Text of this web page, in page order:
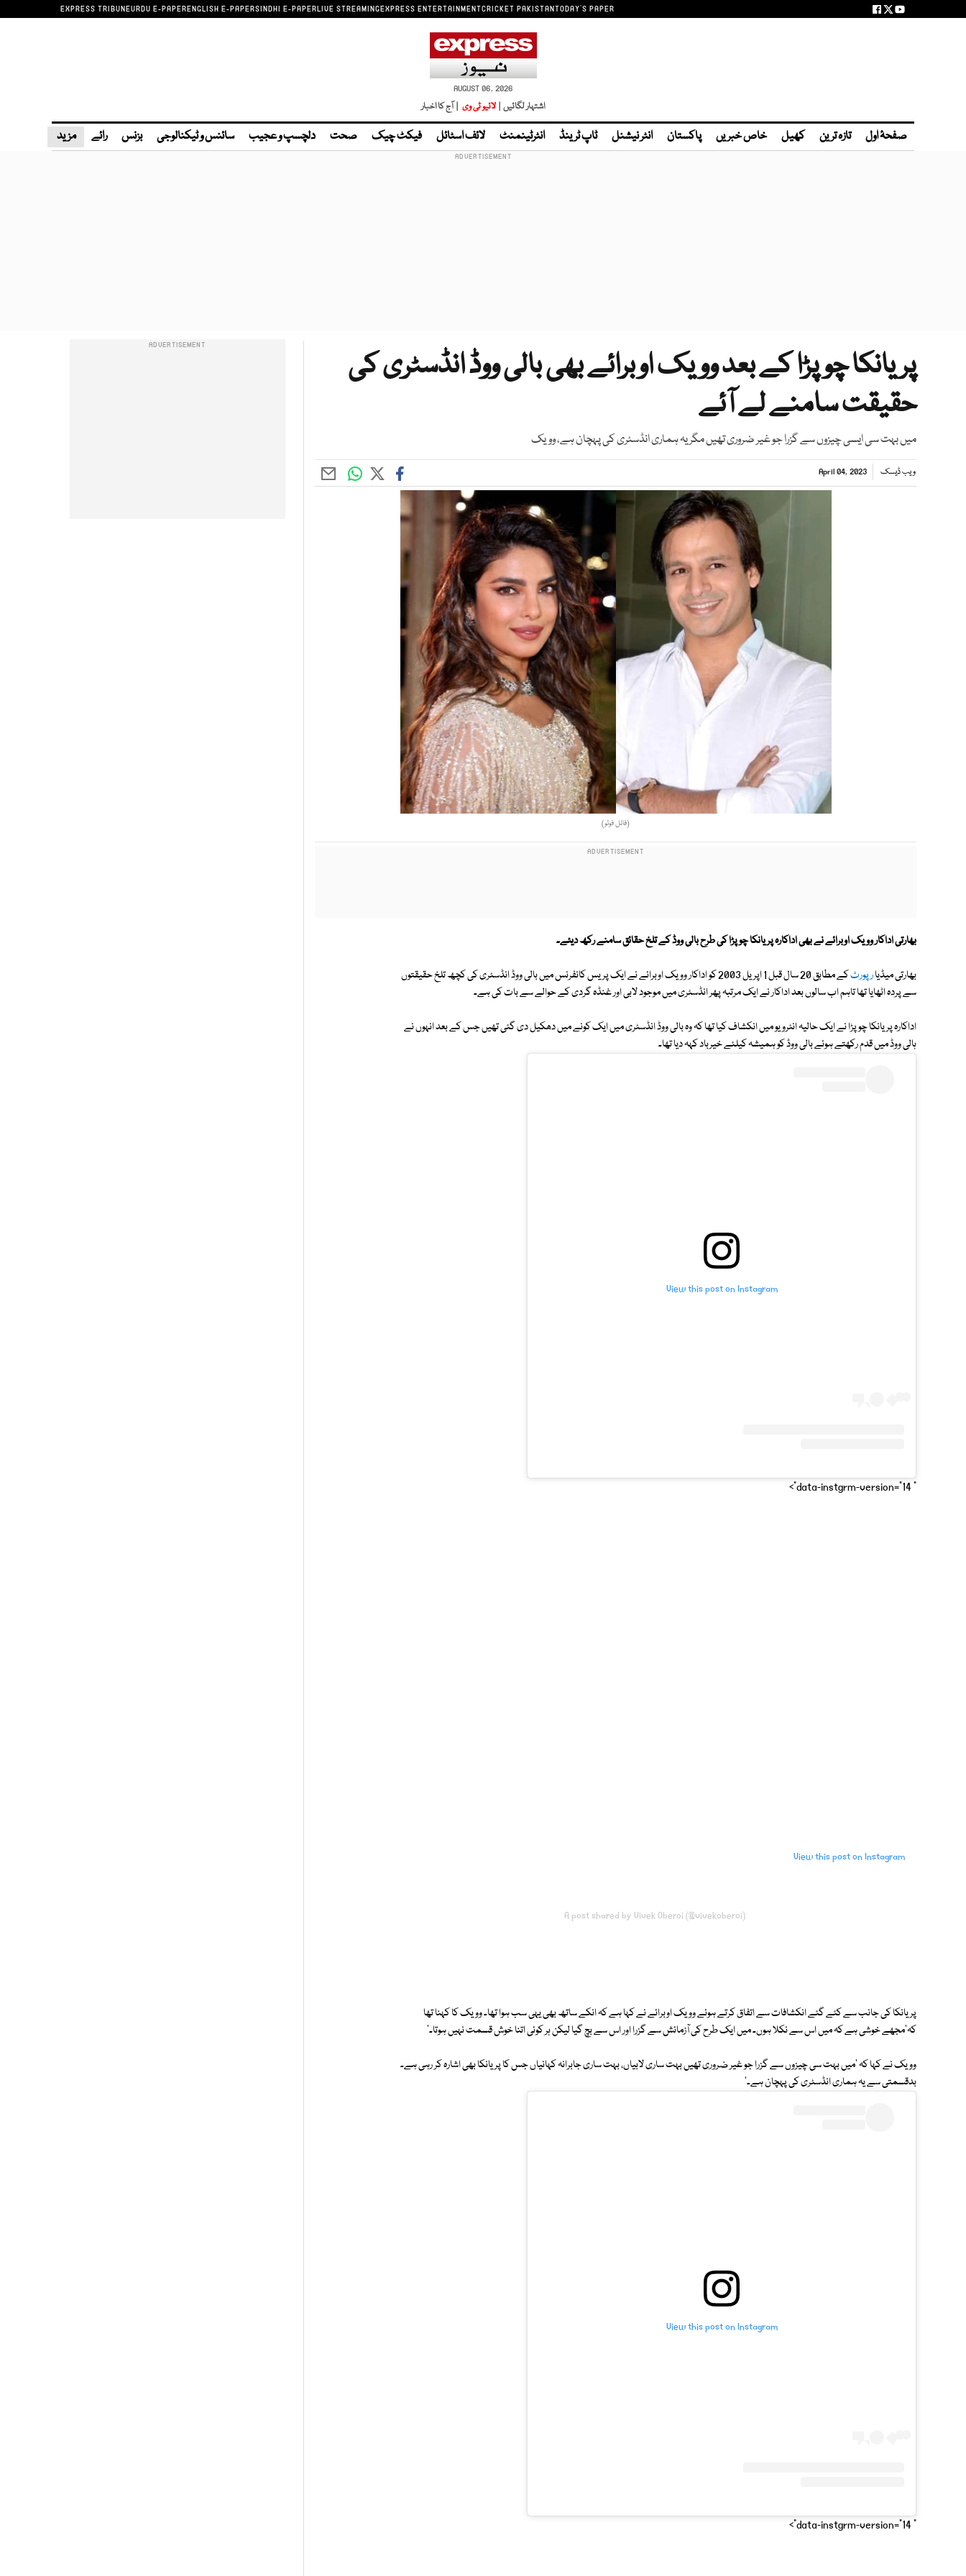
EXPRESS TRIBUNEURDU E-PAPERENGLISH E-PAPERSINDHI E-PAPERLIVE STREAMINGEXPRESS ENTERTAINMENTCRICKET PAKISTANTODAY'S PAPER
AUGUST 06, 2026
اشتہار لگائیں | لائیو ٹی وی | آج کا اخبار
صفحۂ اول تازہ ترین کھیل خاص خبریں پاکستان انٹر نیشنل ٹاپ ٹرینڈ انٹرٹینمنٹ لائف اسٹائل فیکٹ چیک صحت دلچسپ و عجیب سائنس و ٹیکنالوجی بزنس رائے مزید
پریانکا چوپڑا کے بعد وویک اوبرائے بھی بالی ووڈ انڈسٹری کی
حقیقت سامنے لے آئے
میں بہت سی ایسی چیزوں سے گزرا جو غیر ضروری تھیں مگر یہ ہماری انڈسٹری کی پہچان ہے، وویک
ویب ڈیسک April 04, 2023
(فائل فوٹو)
بھارتی اداکار وویک اوبرائے نے بھی اداکارہ پریانکا چوپڑا کی طرح بالی ووڈ کے تلخ حقائق سامنے رکھ دیئے۔
بھارتی میڈیارپورٹ
کے مطابق 20 سال قبل 1 اپریل 2003 کو اداکار وویک اوبرائے نے ایک پریس کانفرنس میں بالی ووڈ انڈسٹری کی کچھ تلخ حقیقتوں
سے پردہ اٹھایا تھا تاہم اب سالوں بعد اداکار نے ایک مرتبہ پھر انڈسٹری میں موجود لابی اور غنڈہ گردی کے حوالے سے بات کی ہے۔
اداکارہ پریانکا چوپڑا نے ایک حالیہ انٹرویو میں انکشاف کیا تھا کہ وہ بالی ووڈ انڈسٹری میں ایک کونے میں دھکیل دی گئی تھیں جس کے بعد انہوں نے
ہالی ووڈ میں قدم رکھتے ہوئے بالی ووڈ کو ہمیشہ کیلئے خیرباد کہہ دیا تھا۔
View this post on Instagram
" data-instgrm-version="14">
View this post on Instagram
A post shared by Vivek Oberoi (@vivekoberoi)
پریانکا کی جانب سے کئے گئے انکشافات سے اتفاق کرتے ہوئے وویک اوبرائے نے کہا ہے کہ انکے ساتھ بھی یہی سب ہوا تھا۔ وویک کا کہنا تھا
کہ'مجھے خوشی ہے کہ میں اس سے نکلا ہوں۔ میں ایک طرح کی آزمائش سے گزرا اور اس سے بچ گیا لیکن ہر کوئی اتنا خوش قسمت نہیں ہوتا۔'
وویک نے کہا کہ 'میں بہت سی چیزوں سے گزرا جو غیر ضروری تھیں بہت ساری لابیاں، بہت ساری جابرانہ کہانیاں جس کا پریانکا بھی اشارہ کر رہی ہے۔
بدقسمتی سے یہ ہماری انڈسٹری کی پہچان ہے۔'
View this post on Instagram
" data-instgrm-version="14">